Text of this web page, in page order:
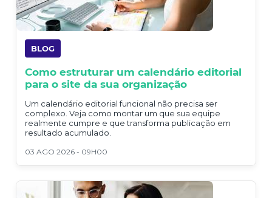
BLOG
Como estruturar um calendário editorial
para o site da sua organização
Um calendário editorial funcional não precisa ser
complexo. Veja como montar um que sua equipe
realmente cumpre e que transforma publicação em
resultado acumulado.
03 AGO 2026 - 09H00